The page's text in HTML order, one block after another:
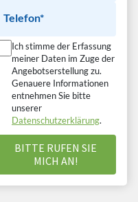
Telefon*
Ich stimme der Erfassung
meiner Daten im Zuge der
Angebotserstellung zu.
Genauere Informationen
entnehmen Sie bitte
unserer
Datenschutzerklärung.